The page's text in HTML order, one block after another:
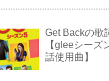
Get Backの歌
【gleeシーズ
話使用曲】